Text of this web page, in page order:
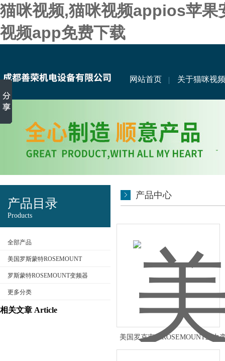
猫咪视频,猫咪视频appios苹果
视频app免费下载
网站首页 关于猫咪视频
产品目录
Products
全部产品
美国罗斯蒙特ROSEMOUNT
罗斯蒙特ROSEMOUNT变频器
更多分类
相关文章 Article
产品中心
美国罗克韦尔ROSEMOUNT压力